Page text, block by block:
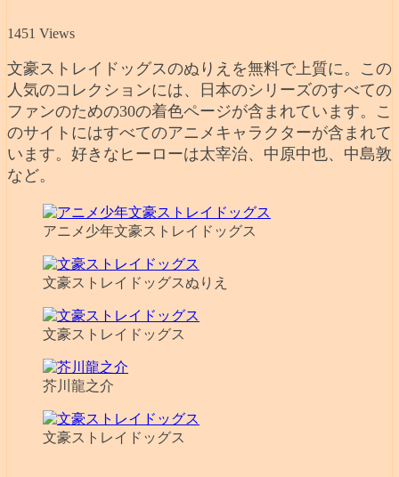
1451 Views
文豪ストレイドッグスのぬりえを無料で上質に。この
人気のコレクションには、日本のシリーズのすべての
ファンのための30の着色ページが含まれています。こ
のサイトにはすべてのアニメキャラクターが含まれて
います。好きなヒーローは太宰治、中原中也、中島敦
など。
アニメ少年文豪ストレイドッグス
文豪ストレイドッグスぬりえ
文豪ストレイドッグス
芥川龍之介
文豪ストレイドッグス